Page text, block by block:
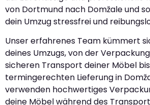
von Dortmund nach Domžale und
dein Umzug stressfrei und
Unser erfahrenes Team kümmert
deines Umzugs, von der
sicheren Transport deiner Möbel
termingerechten Lieferung in
verwenden hochwertiges
deine Möbel während des